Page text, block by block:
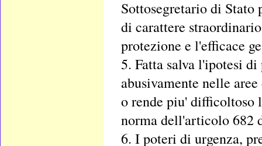
Sottosegretario di
di carattere
protezione e l'efficace
5. Fatta salva l'ipotesi
abusivamente nelle
o rende piu' difficoltoso
norma dell'articolo 682
6. I poteri di urgenza,